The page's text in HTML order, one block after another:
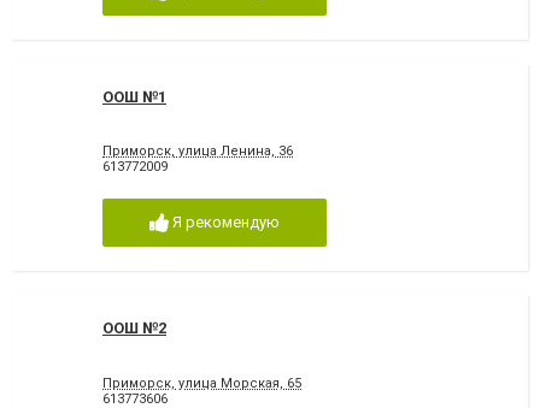
ООШ №1
Приморск, улица Ленина, 36
613772009
Я рекомендую
ООШ №2
Приморск, улица Морская, 65
613773606